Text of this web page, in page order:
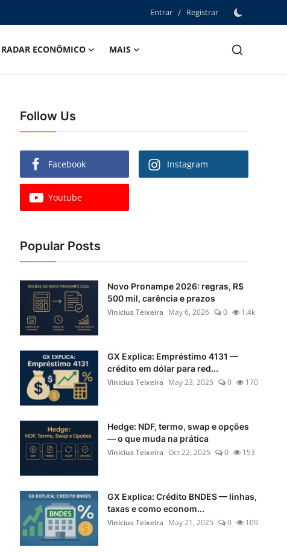
Entrar / Registrar
RADAR ECONÔMICO
MAIS
Follow Us
Facebook Instagram
Youtube
Popular Posts
Novo Pronampe 2026: regras, R$
500 mil, carência e prazos
Vinicius Teixeira May 6, 2026 0 1.4k
GX Explica: Empréstimo 4131 —
crédito em dólar para red...
Vinicius Teixeira May 23, 2025 0 170
Hedge: NDF, termo, swap e opções
— o que muda na prática
Vinicius Teixeira Oct 22, 2025 0 153
GX Explica: Crédito BNDES — linhas,
taxas e como econom...
Vinicius Teixeira May 21, 2025 0 109